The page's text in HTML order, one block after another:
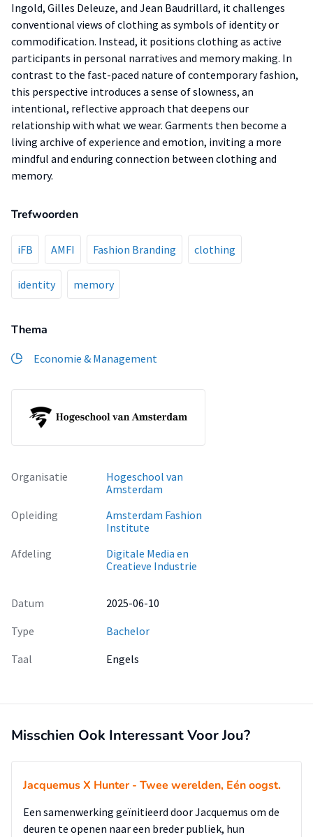
Ingold, Gilles Deleuze, and Jean Baudrillard, it challenges
conventional views of clothing as symbols of identity or
commodification. Instead, it positions clothing as active
participants in personal narratives and memory making. In
contrast to the fast-paced nature of contemporary fashion,
this perspective introduces a sense of slowness, an
intentional, reflective approach that deepens our
relationship with what we wear. Garments then become a
living archive of experience and emotion, inviting a more
mindful and enduring connection between clothing and
memory.
Trefwoorden
iFB AMFI Fashion Branding clothing
identity memory
Thema
Economie & Management
Organisatie
Hogeschool van
Amsterdam
Opleiding
Amsterdam Fashion
Institute
Afdeling
Digitale Media en
Creatieve Industrie
Datum
2025-06-10
Type
Bachelor
Taal
Engels
Misschien Ook Interessant Voor Jou?
Jacquemus X Hunter - Twee werelden, Eén oogst.
Een samenwerking geïnitieerd door Jacquemus om de
deuren te openen naar een breder publiek, hun